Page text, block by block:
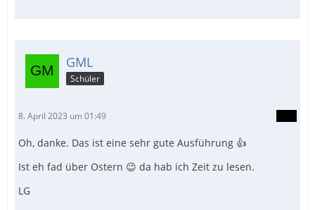
GML
Schüler
8. April 2023 um 01:49
Oh, danke. Das ist eine sehr gute Ausführung 👍
Ist eh fad über Ostern 😉 da hab ich Zeit zu lesen.
LG